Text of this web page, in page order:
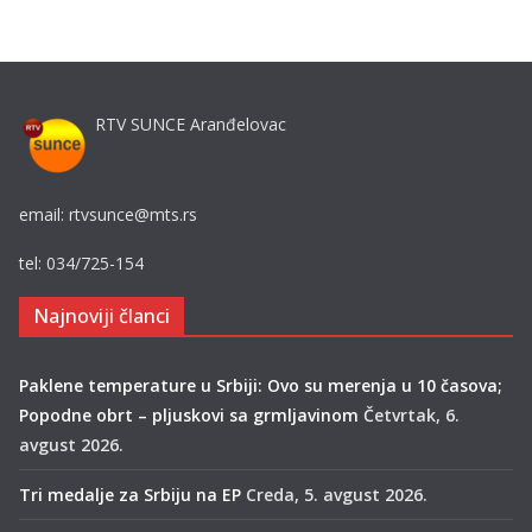
RTV SUNCE Aranđelovac
email: rtvsunce@mts.rs
tel: 034/725-154
Najnoviji članci
Paklene temperature u Srbiji: Ovo su merenja u 10 časova;
Popodne obrt – pljuskovi sa grmljavinom Četvrtak, 6.
avgust 2026.
Tri medalje za Srbiju na EP Creda, 5. avgust 2026.